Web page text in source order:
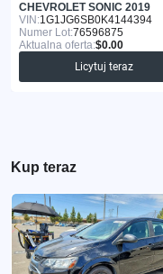
CHEVROLET SONIC 2019
VIN:1G1JG6SB0K4144394
Numer Lot:76596875
Aktualna oferta:$0.00
Licytuj teraz
Kup teraz